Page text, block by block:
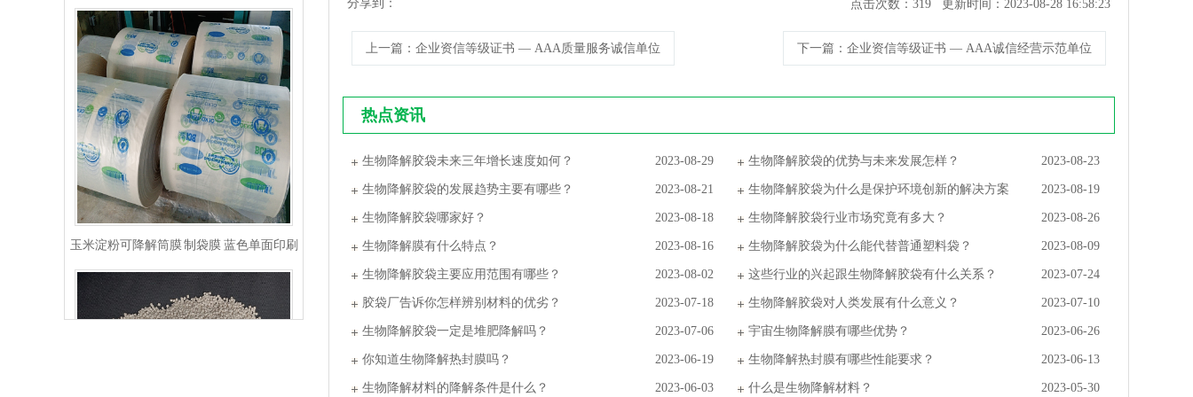
玉米淀粉可降解筒膜 制袋膜 蓝色单面印刷
分享到： 点击次数： 319 更新时间：2023-08-28 16:58:23
上一篇 ：企业资信等级证书 — AAA质量服务诚信单位 下一篇 ：企业资信等级证书 — AAA诚信经营示范单位
热点资讯
2023-08-29
生物降解胶袋未来三年增长速度如何？ 2023-08-23
生物降解胶袋的优势与未来发展怎样？
2023-08-21
生物降解胶袋的发展趋势主要有哪些？ 2023-08-19
生物降解胶袋为什么是保护环境创新的解决方案
2023-08-18
生物降解胶袋哪家好？ 2023-08-26
生物降解胶袋行业市场究竟有多大？
2023-08-16
生物降解膜有什么特点？ 2023-08-09
生物降解胶袋为什么能代替普通塑料袋？
2023-08-02
生物降解胶袋主要应用范围有哪些？ 2023-07-24
这些行业的兴起跟生物降解胶袋有什么关系？
2023-07-18
胶袋厂告诉你怎样辨别材料的优劣？ 2023-07-10
生物降解胶袋对人类发展有什么意义？
2023-07-06
生物降解胶袋一定是堆肥降解吗？ 2023-06-26
宇宙生物降解膜有哪些优势？
2023-06-19
你知道生物降解热封膜吗？ 2023-06-13
生物降解热封膜有哪些性能要求？
2023-06-03
生物降解材料的降解条件是什么？ 2023-05-30
什么是生物降解材料？